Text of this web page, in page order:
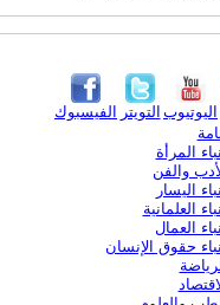
الفيسبوك التويتر اليوتيوب
المرأة
والفن
اليسار
العلمانية
العمال
حقوق الإنسان